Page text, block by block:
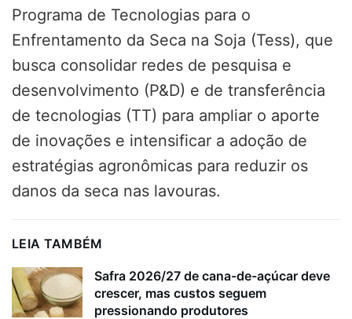
Programa de Tecnologias para o
Enfrentamento da Seca na Soja (Tess), que
busca consolidar redes de pesquisa e
desenvolvimento (P&D) e de transferência
de tecnologias (TT) para ampliar o aporte
de inovações e intensificar a adoção de
estratégias agronômicas para reduzir os
danos da seca nas lavouras.
LEIA TAMBÉM
Safra 2026/27 de cana-de-açúcar deve
crescer, mas custos seguem
pressionando produtores